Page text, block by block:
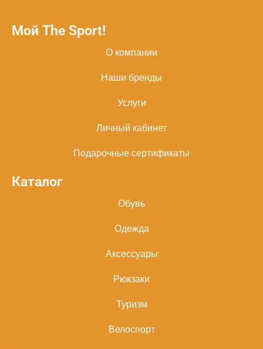
Мой The Sport!
О компании
Наши бренды
Услуги
Личный кабинет
Подарочные сертификаты
Каталог
Обувь
Одежда
Аксессуары
Рюкзаки
Туризм
Велоспорт